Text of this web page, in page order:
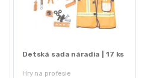
Hry na profesie
Detská sada náradia | 17 ks